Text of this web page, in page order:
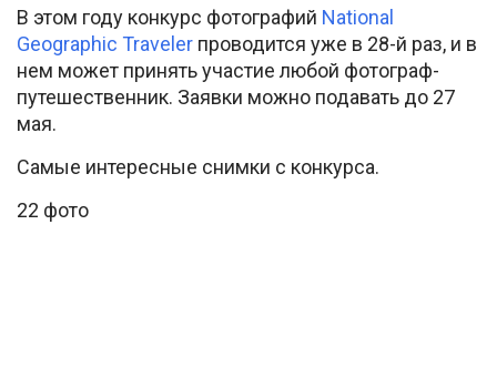
В этом году конкурс фотографий National
Geographic Traveler проводится уже в 28-й раз, и в
нем может принять участие любой фотограф-
путешественник. Заявки можно подавать до 27
мая.
Самые интересные снимки с конкурса.
22 фото